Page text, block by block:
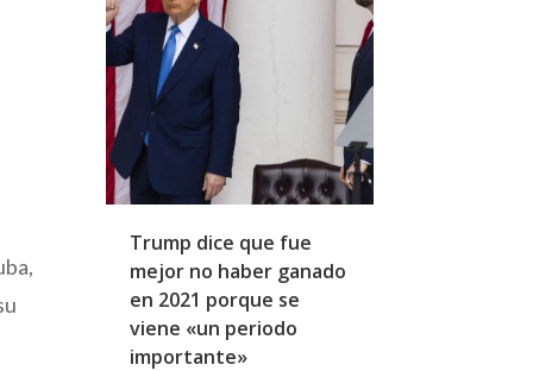
Trump dice que fue
mejor no haber ganado
en 2021 porque se
viene «un periodo
importante»